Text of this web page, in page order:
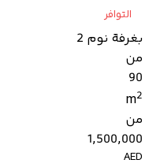
التوافر
بغرفة نوم 2
من
90
m2
من
1,500,000
AED